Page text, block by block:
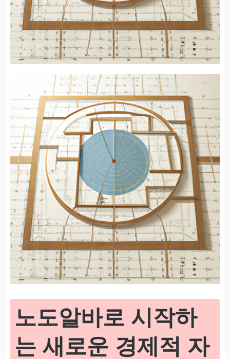
노도알바로 시작하
는 새로운 경제적 자